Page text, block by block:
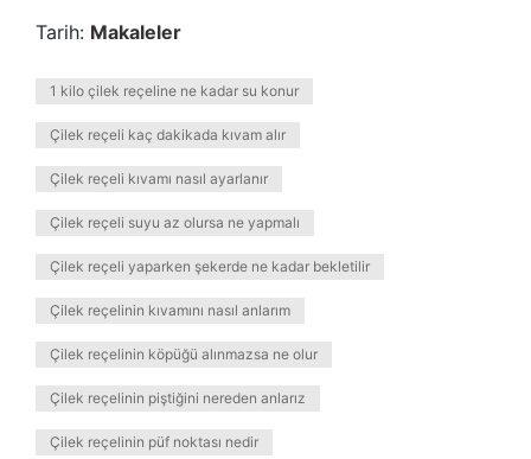
Tarih: Makaleler
1 kilo çilek reçeline ne kadar su konur
Çilek reçeli kaç dakikada kıvam alır
Çilek reçeli kıvamı nasıl ayarlanır
Çilek reçeli suyu az olursa ne yapmalı
Çilek reçeli yaparken şekerde ne kadar bekletilir
Çilek reçelinin kıvamını nasıl anlarım
Çilek reçelinin köpüğü alınmazsa ne olur
Çilek reçelinin piştiğini nereden anlarız
Çilek reçelinin püf noktası nedir